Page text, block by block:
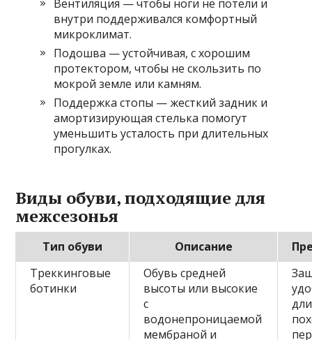
Вентиляция — чтобы ноги не потели и
внутри поддерживался комфортный
микроклимат.
Подошва — устойчивая, с хорошим
протектором, чтобы не скользить по
мокрой земле или камням.
Поддержка стопы — жесткий задник и
амортизирующая стелька помогут
уменьшить усталость при длительных
прогулках.
Виды обуви, подходящие для
межсезонья
Тип обуви Описание
Треккинговые
ботинки
Обувь средней
высоты или высокие
с
водонепроницаемой
мембраной и